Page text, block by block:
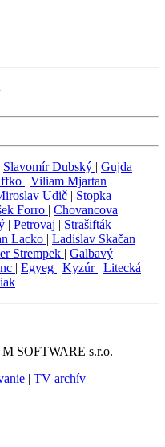
Slavomír Dubský | Gujda
| Viliam Mjartan
Udič | Stopka
Forro | Chovancova
| Petrovaj | Strašifták
Lacko | Ladislav Skačan
Strempek | Galbavý
| Egyeg | Kyzúr | Litecká
SOFTWARE s.r.o.
| TV archív